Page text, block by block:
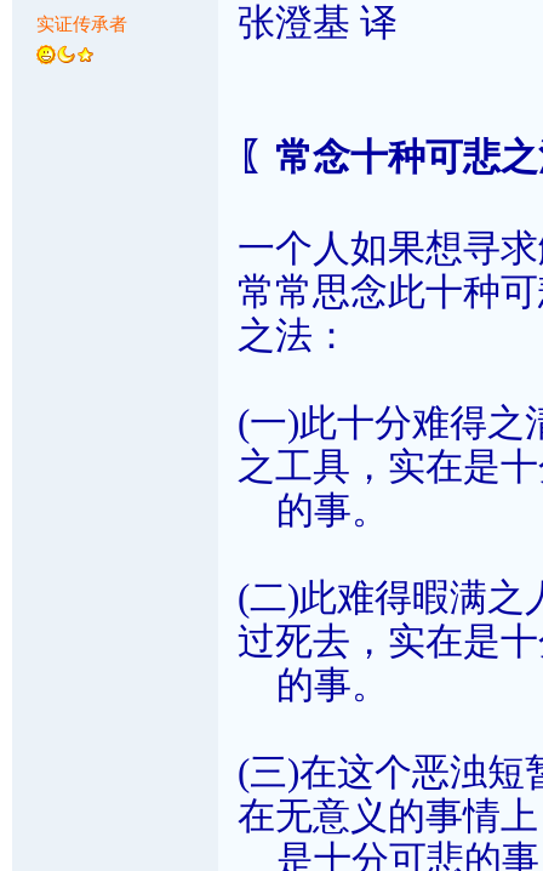
实证传承者 张澄基 译
〖常念十种可悲
一个人如果想寻
常常思念此十种
之法：
(一)此十分难得之
之工具，实在是
的事。
(二)此难得暇满之
过死去，实在是
的事。
(三)在这个恶浊短
在无意义的事情
是十分可悲的